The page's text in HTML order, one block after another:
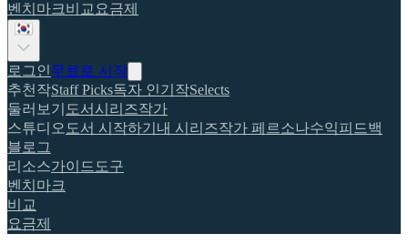
벤치마크비교 요금제
로그인 무료로 시작
추천작Staff Picks독자 인기작Selects
둘러보기 도서시리즈작가
스튜디오 도서 시작하기 내 시리즈작가 페르소나수익피드백
블로그
리소스가이드 도구
벤치마크
비교
요금제